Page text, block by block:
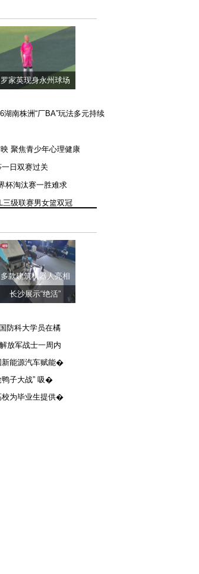
罗家英现身永州球场
湖南株洲“厂BA”玩法多元持续
聚焦青少年心理健康
一日双赛过关
杯淘汰赛一胜难求
三级联赛男女篮双冠
多款建筑机器人亮相
长沙展示“绝活”
防科大学员在橘
放军战士一周内
新能源汽车赋能�
鸭子大战” 吸�
校为毕业生提供�